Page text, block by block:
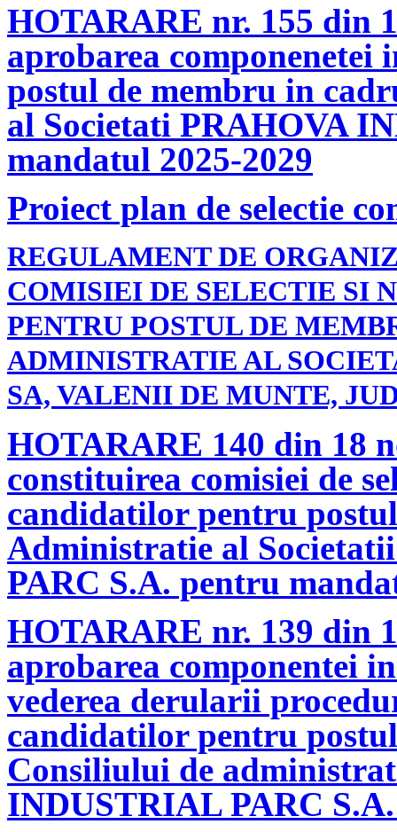
HOTARARE nr. 155 din
aprobarea
postul de membru in
al Societati PRAHOVA
mandatul 2025-2029
Proiect plan de selectie
REGULAMENT DE
COMISIEI DE SELECTIE SI
PENTRU POSTUL DE
ADMINISTRATIE AL
SA, VALENII DE MUNTE,
HOTARARE 140 din 18
constituirea comisiei de
candidatilor pentru
Administratie al
PARC S.A. pentru
HOTARARE nr. 139 din
aprobarea componentei
vederea derularii
candidatilor pentru
Consiliului de
INDUSTRIAL PARC